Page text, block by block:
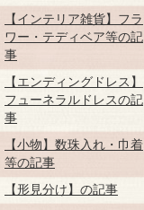
【インテリア雑貨】フラ
ワー・テディベア等の記
事
【エンディングドレス】
フューネラルドレスの記
事
【小物】数珠入れ・巾着
等の記事
【形見分け】の記事